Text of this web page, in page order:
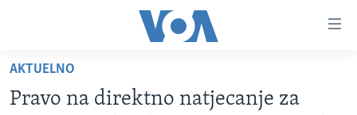
glavni
sadržaj
AKTUELNO
Pravo na direktno natjecanje za